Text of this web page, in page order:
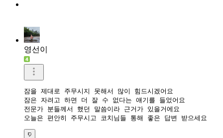
영선이
잠을 제대로 주무시지 못해서 많이 힘드시겠어요
잠은 자려고 하면 더 잘 수 없다는 얘기를 들었어요
전문가 분들께서 했던 말씀이라 근거가 있을거에요
오늘은 편안히 주무시고 코치님들 통해 좋은 답변 받으세요